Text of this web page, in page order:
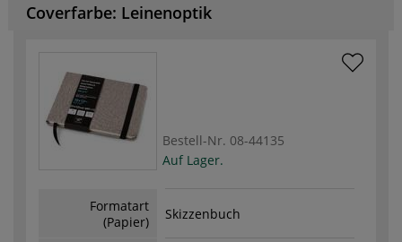
Coverfarbe: Leinenoptik
Bestell-Nr. 08-44135
Auf Lager.
Formatart
(Papier)
Skizzenbuch